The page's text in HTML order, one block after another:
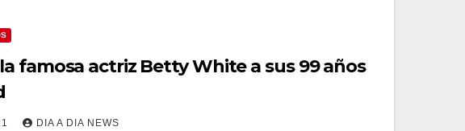
famosa actriz Betty White a sus 99 años
DIA A DIA NEWS